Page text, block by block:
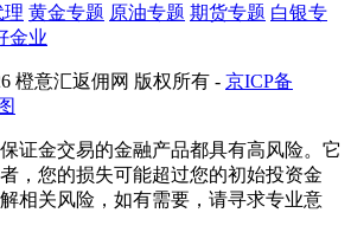
理 黄金专题 原油专题 期货专题 白银专
金业
橙意汇返佣网 版权所有 - 京ICP备
证金交易的金融产品都具有高风险。它
，您的损失可能超过您的初始投资金
相关风险，如有需要，请寻求专业意